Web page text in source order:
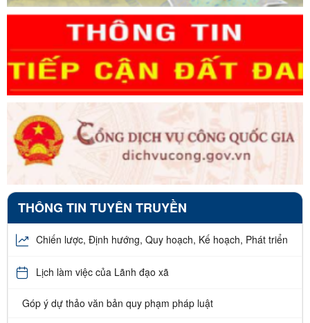
THÔNG TIN TUYÊN TRUYỀN
Chiến lược, Định hướng, Quy hoạch, Kế hoạch, Phát triển
Lịch làm việc của Lãnh đạo xã
Góp ý dự thảo văn bản quy phạm pháp luật